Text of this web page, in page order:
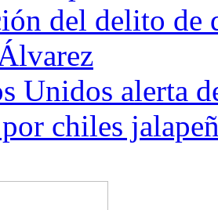
del delito de
Unidos alerta
por chiles